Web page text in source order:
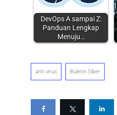
DevOps A sampai Z:
Panduan Lengkap
Menuju…
anti virus Buletin Siber